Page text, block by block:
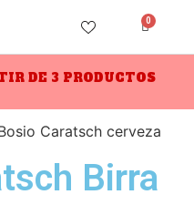
0
DE 3 PRODUCTOS
Birra